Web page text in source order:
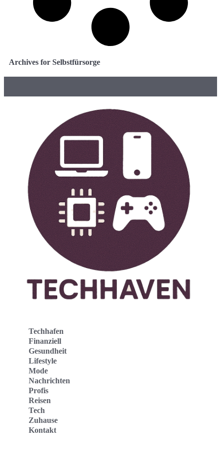
Archives for Selbstfürsorge
Techhafen
Finanziell
Gesundheit
Lifestyle
Mode
Nachrichten
Profis
Reisen
Tech
Zuhause
Kontakt